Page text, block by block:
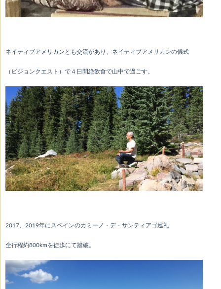
ネイティブアメリカンとも交流があり、ネイティブアメリカンの儀式
（ビジョンクエスト）で４日間絶飲食で山中で過ごす。
2017、2019年にスペインのカミーノ・デ・サンティアゴ巡礼
全行程約800kmを徒歩にて踏破。